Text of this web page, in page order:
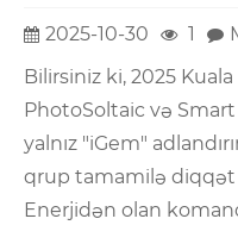
2025-10-30 1
Bilirsiniz ki, 2025
PhotoSoltaic və
yalnız "iGem"
qrup tamamilə diqqət
Enerjidən olan